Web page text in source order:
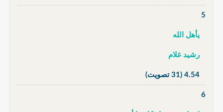
5
يأهل الله
رشيد غلام
4.54 (31 تصويت)
6